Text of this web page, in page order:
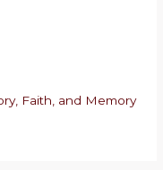
Faith, and Memory